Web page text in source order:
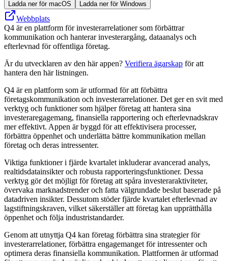
Ladda ner för macOS Ladda ner för Windows
Webbplats
Q4 är en plattform för investerarrelationer som förbättrar
kommunikation och hanterar investerargång, dataanalys och
efterlevnad för offentliga företag.
Är du utvecklaren av den här appen? Verifiera ägarskap för att
hantera den här listningen.
Q4 är en plattform som är utformad för att förbättra
företagskommunikation och investerarrelationer. Det ger en svit med
verktyg och funktioner som hjälper företag att hantera sina
investeraregagemang, finansiella rapportering och efterlevnadskrav
mer effektivt. Appen är byggd för att effektivisera processer,
förbättra öppenhet och underlätta bättre kommunikation mellan
företag och deras intressenter.
Viktiga funktioner i fjärde kvartalet inkluderar avancerad analys,
realtidsdatainsikter och robusta rapporteringsfunktioner. Dessa
verktyg gör det möjligt för företag att spåra investeraraktiviteter,
övervaka marknadstrender och fatta välgrundade beslut baserade på
datadriven insikter. Dessutom stöder fjärde kvartalet efterlevnad av
lagstiftningskraven, vilket säkerställer att företag kan upprätthålla
öppenhet och följa industristandarder.
Genom att utnyttja Q4 kan företag förbättra sina strategier för
investerarrelationer, förbättra engagemanget för intressenter och
optimera deras finansiella kommunikation. Plattformen är utformad